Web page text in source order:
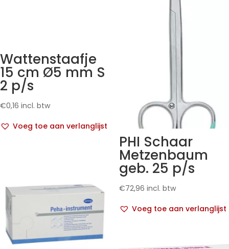
Wattenstaafje
15 cm Ø5 mm S
2 p/s
€0,16 incl. btw
Voeg toe aan verlanglijst
PHI Schaar
Metzenbaum
geb. 25 p/s
€72,96 incl. btw
Voeg toe aan verlanglijst